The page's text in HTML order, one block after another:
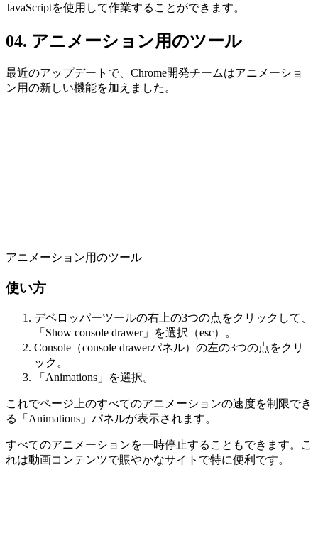
JavaScriptを使用して作業することができます。
04. アニメーション用のツール
最近のアップデートで、Chrome開発チームはアニメーショ
ン用の新しい機能を加えました。
アニメーション用のツール
使い方
デベロッパーツールの右上の3つの点をクリックして、
「Show console drawer」を選択（esc）。
Console（console drawerパネル）の左の3つの点をクリ
ック。
「Animations」を選択。
これでページ上のすべてのアニメーションの速度を制限でき
る「Animations」パネルが表示されます。
すべてのアニメーションを一時停止することもできます。こ
れは動画コンテンツで賑やかなサイトで特に便利です。